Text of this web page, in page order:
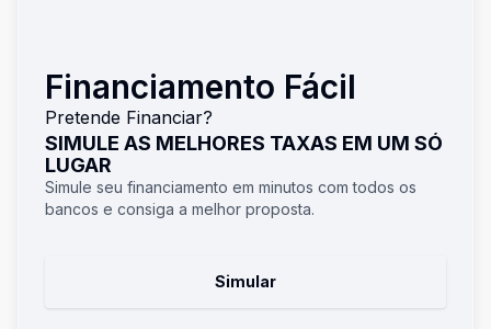
Financiamento Fácil
Pretende Financiar?
SIMULE AS MELHORES TAXAS EM UM SÓ
LUGAR
Simule seu financiamento em minutos com todos os
bancos e consiga a melhor proposta.
Simular